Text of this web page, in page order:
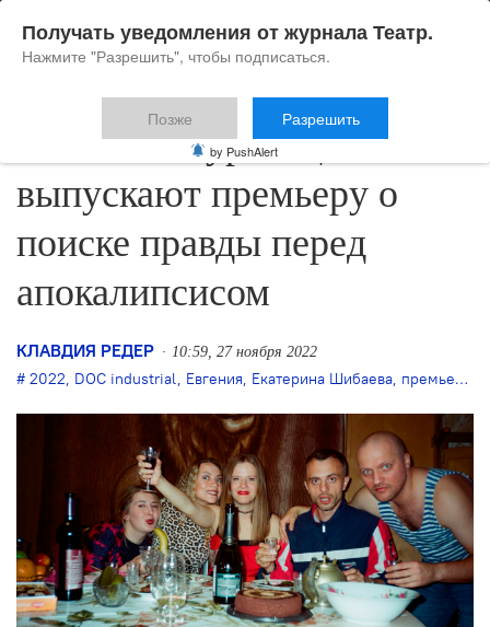
Ученики Муравицкого
выпускают премьеру о
поиске правды перед
апокалипсисом
КЛАВДИЯ РЕДЕР 10:59, 27 ноября 2022
2022, DOC industrial, Евгения, Екатерина Шибаева, премьера
Получать уведомления от журнала Театр.
Нажмите "Разрешить", чтобы подписаться.
Позже Разрешить
by PushAlert